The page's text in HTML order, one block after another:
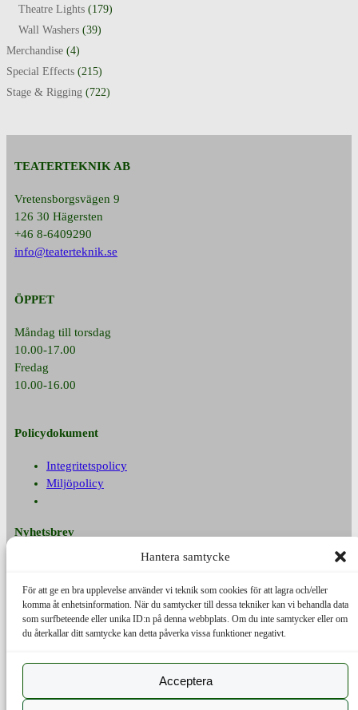
Hantera samtycke
För att ge en bra upplevelse använder vi teknik som cookies för att lagra och/eller
komma åt enhetsinformation. När du samtycker till dessa tekniker kan vi behandla data
som surfbeteende eller unika ID:n på denna webbplats. Om du inte samtycker eller om
du återkallar ditt samtycke kan detta påverka vissa funktioner negativt.
Acceptera
Theatre Lights (179)
Wall Washers (39)
Merchandise (4)
Special Effects (215)
Stage & Rigging (722)
TEATERTEKNIK AB
Vretensborgsvägen 9
126 30 Hägersten
+46 8-6409290
info@teaterteknik.se
ÖPPET
Måndag till torsdag
10.00-17.00
Fredag
10.00-16.00
Policydokument
Integritetspolicy
Miljöpolicy
Nyhetsbrev
Prenumerera på vårt nyhetsbrev
E-post
Facebook